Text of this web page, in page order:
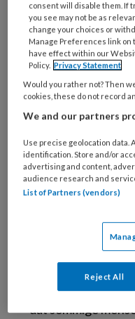
Volgens Bart
eerste voorbeeld
denkt dat zijn
niet te veranderen
meer gaan
voorbeeld heeft
dat het zijn
het kind nog niet
leeftijdsgenootjes
Carol S. Dweck,
Zij vroeg zich af
succesvol worden
ontdekte dat dit
dat sommige
consent will disable them. If
you see may not be as
change your choices or
Manage Preferences link on
have effect within our
Policy. Privacy Statement
Would you rather not? Then
cookies, these do not record
We and our partners
Use precise geolocation
identification. Store and/or
advertising and content,
audience research and
List of Partners (vendors)
Reject All